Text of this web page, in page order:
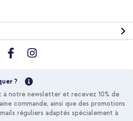
?
à notre newsletter et recevez 10% de
commande, ainsi que des promotions
réguliers adaptés spécialement à